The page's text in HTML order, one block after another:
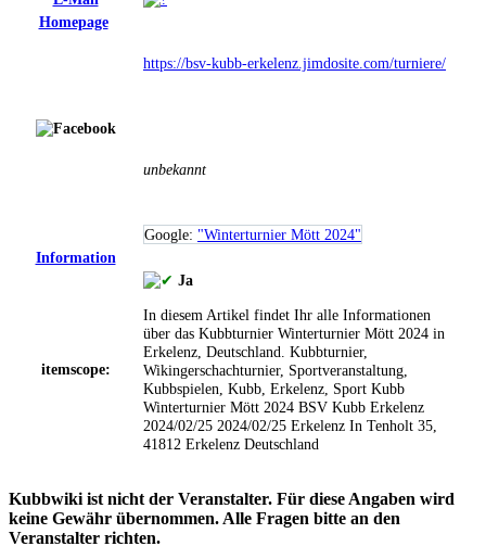
Homepage
https://bsv-kubb-erkelenz.jimdosite.com/turniere/
unbekannt
Google: "Winterturnier Mött 2024"
Information
itemscope:
Ja
In diesem Artikel findet Ihr alle Informationen
über das Kubbturnier Winterturnier Mött 2024 in
Erkelenz, Deutschland. Kubbturnier,
Wikingerschachturnier, Sportveranstaltung,
Kubbspielen, Kubb, Erkelenz, Sport Kubb
Winterturnier Mött 2024 BSV Kubb Erkelenz
2024/02/25 2024/02/25 Erkelenz In Tenholt 35,
41812 Erkelenz Deutschland
Kubbwiki ist nicht der Veranstalter. Für diese Angaben wird
keine Gewähr übernommen. Alle Fragen bitte an den
Veranstalter richten.